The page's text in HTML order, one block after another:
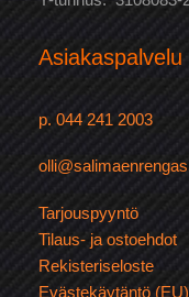
Asiakaspalvelu
p. 044 241 2003
Tarjouspyyntö
Tilaus- ja ostoehdot
Rekisteriseloste
Evästekäytäntö (EU)